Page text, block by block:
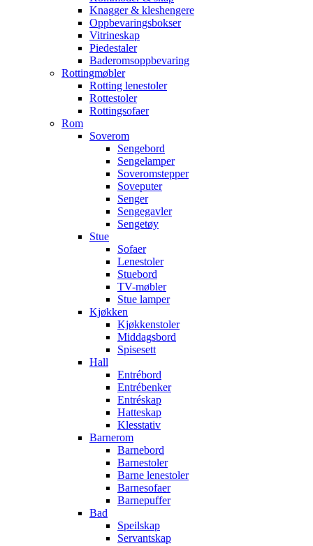
Knagger & kleshengere
Oppbevaringsbokser
Vitrineskap
Piedestaler
Baderomsoppbevaring
Rottingmøbler
Rotting lenestoler
Rottestoler
Rottingsofaer
Rom
Soverom
Sengebord
Sengelamper
Soveromstepper
Soveputer
Senger
Sengegavler
Sengetøy
Stue
Sofaer
Lenestoler
Stuebord
TV-møbler
Stue lamper
Kjøkken
Kjøkkenstoler
Middagsbord
Spisesett
Hall
Entrébord
Entrébenker
Entréskap
Hatteskap
Klesstativ
Barnerom
Barnebord
Barnestoler
Barne lenestoler
Barnesofaer
Barnepuffer
Bad
Speilskap
Servantskap